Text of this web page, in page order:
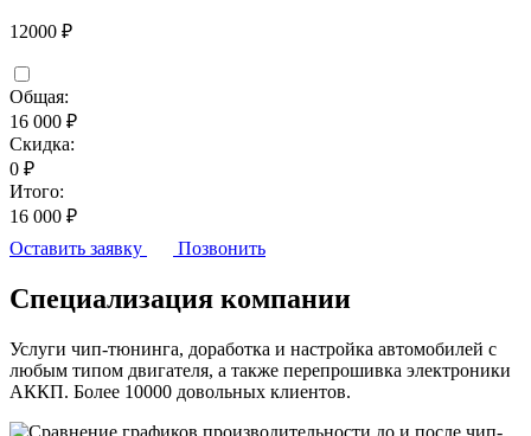
12000 ₽
Общая:
16 000 ₽
Скидка:
0 ₽
Итого:
16 000 ₽
Оставить заявку
Позвонить
Специализация компании
Услуги чип-тюнинга, доработка и настройка автомобилей с
любым типом двигателя, а также перепрошивка электроники
АККП. Более 10000 довольных клиентов.